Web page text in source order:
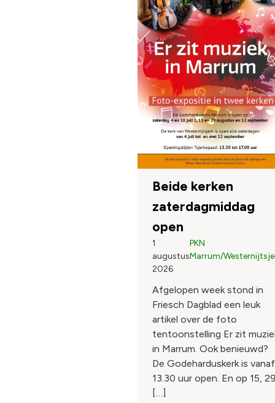
Beide kerken
zaterdagmiddag
open
1
augustus
2026
PKN
Marrum/
Afgelopen week stond in
Friesch Dagblad een leuk
artikel over de foto
tentoonstelling Er zit
in Marrum. Ook benieuwd?
De Godeharduskerk is vanaf
13.30 uur open. En op 15,
[…]